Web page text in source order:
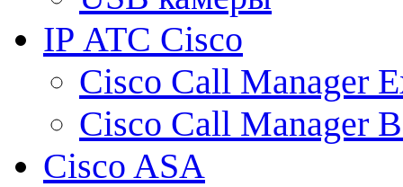
IP АТС Cisco
Cisco Call Manager
Cisco Call Manager
Cisco ASA